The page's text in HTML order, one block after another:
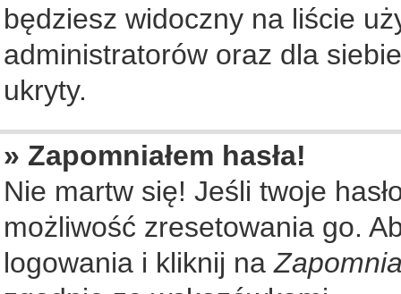
będziesz widoczny na liście
administratorów oraz dla
ukryty.
» Zapomniałem hasła!
Nie martw się! Jeśli twoje
możliwość zresetowania go.
logowania i kliknij na